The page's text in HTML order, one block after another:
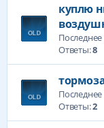
куплю
Ответы:8
Ответы:2